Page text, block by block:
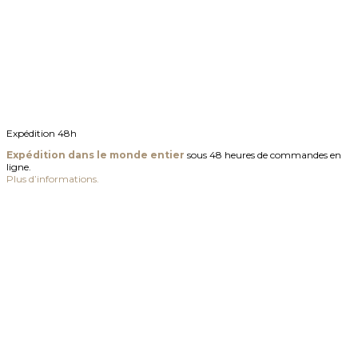
Expédition 48h
Expédition dans le monde entier sous 48 heures de commandes en
ligne.
Plus d’informations.